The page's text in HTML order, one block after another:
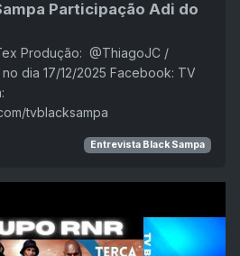
Participação Adi do
Produção: ‪ @ThiagoJC /
dia 17/12/2025 Facebook: TV
tvblacksampa
Entrevista Black Sampa